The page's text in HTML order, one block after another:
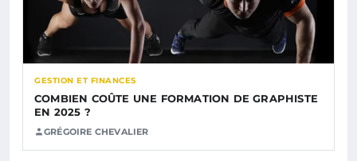
GESTION ET FINANCES
COMBIEN COÛTE UNE FORMATION DE GRAPHISTE
EN 2025 ?
GRÉGOIRE CHEVALIER